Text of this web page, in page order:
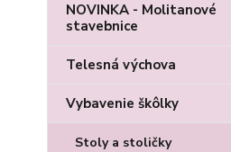
NOVINKA - Molitanové
stavebnice
Telesná výchova
Vybavenie škôlky
Stoly a stoličky